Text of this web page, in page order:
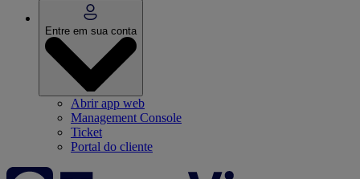
Entre em sua conta
Abrir app web
Management Console
Ticket
Portal do cliente